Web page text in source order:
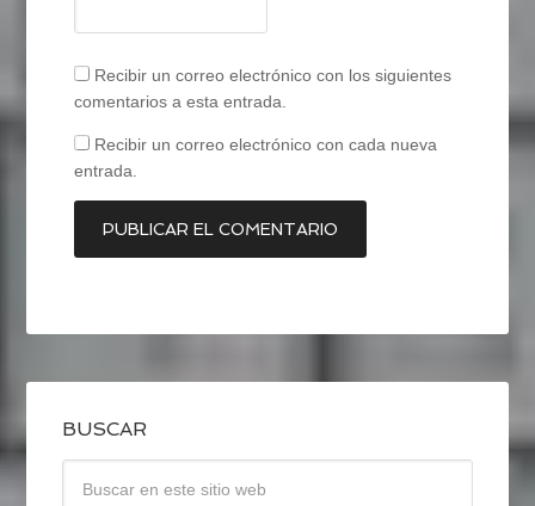
Recibir un correo electrónico con los siguientes
comentarios a esta entrada.
Recibir un correo electrónico con cada nueva
entrada.
BUSCAR